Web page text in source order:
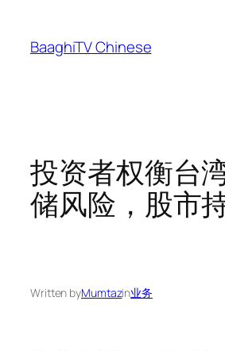
content
BaaghiTV Chinese
投资者权衡台
储风险，股市
Written byMumtazin业务